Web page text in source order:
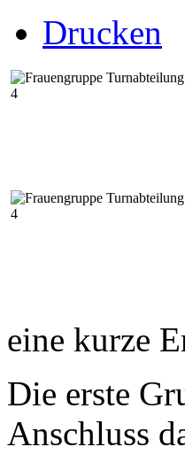
Drucken
eine kurze
Die erste
Anschluss